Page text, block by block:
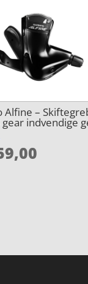
Alfine –
indvendige